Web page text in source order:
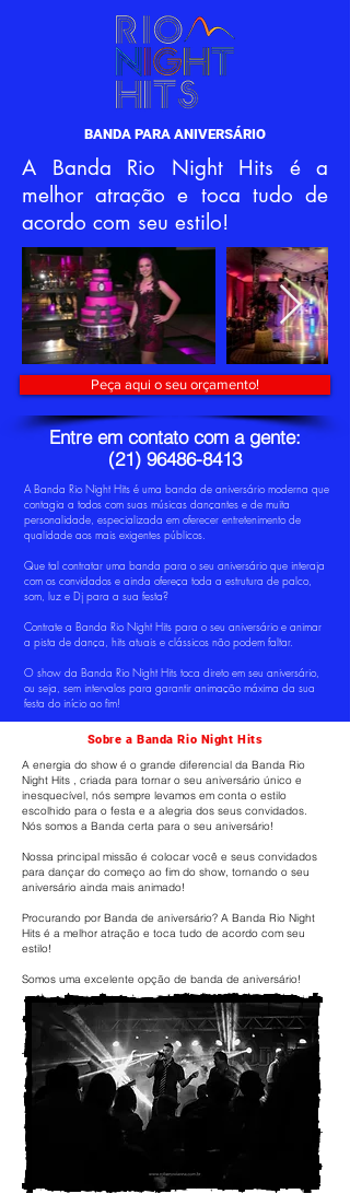
BANDA PARA ANIVERSÁRIO
A Banda Rio Night Hits é a
melhor atração e toca tudo de
acordo com seu estilo!
Peça aqui o seu orçamento!
Entre em contato com a gente:
(21) 96486-8413
A Banda Rio Night Hits é uma banda de aniversário moderna que
contagia a todos com suas músicas dançantes e de muita
personalidade, especializada em oferecer entretenimento de
qualidade aos mais exigentes públicos.
Que tal contratar uma banda para o seu aniversário que interaja
com os convidados e ainda ofereça toda a estrutura de palco,
som, luz e Dj para a sua festa?
Contrate a Banda Rio Night Hits para o seu aniversário e animar
a pista de dança, hits atuais e clássicos não podem faltar.
O show da Banda Rio Night Hits toca direto em seu aniversário,
ou seja, sem intervalos para garantir animação máxima da sua
festa do início ao fim!
Sobre a Banda Rio Night Hits
A energia do show é o grande diferencial da Banda Rio
Night Hits , criada para tornar o seu aniversário único e
inesquecível, nós sempre levamos em conta o estilo
escolhido para o festa e a alegria dos seus convidados.
Nós somos a Banda certa para o seu aniversário!
Nossa principal missão é colocar você e seus convidados
para dançar do começo ao fim do show, tornando o seu
aniversário ainda mais animado!
Procurando por Banda de aniversário? A Banda Rio Night
Hits é a melhor atração e toca tudo de acordo com seu
estilo!
Somos uma excelente opção de banda de aniversário!